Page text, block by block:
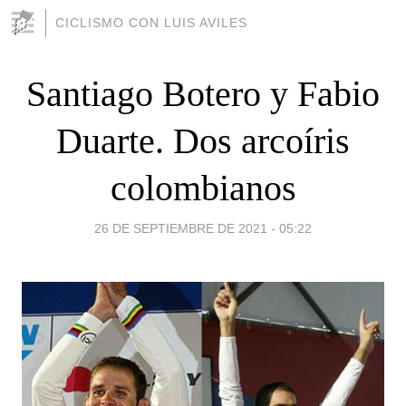
CICLISMO CON LUIS AVILES
Santiago Botero y Fabio
Duarte. Dos arcoíris
colombianos
26 DE SEPTIEMBRE DE 2021 - 05:22